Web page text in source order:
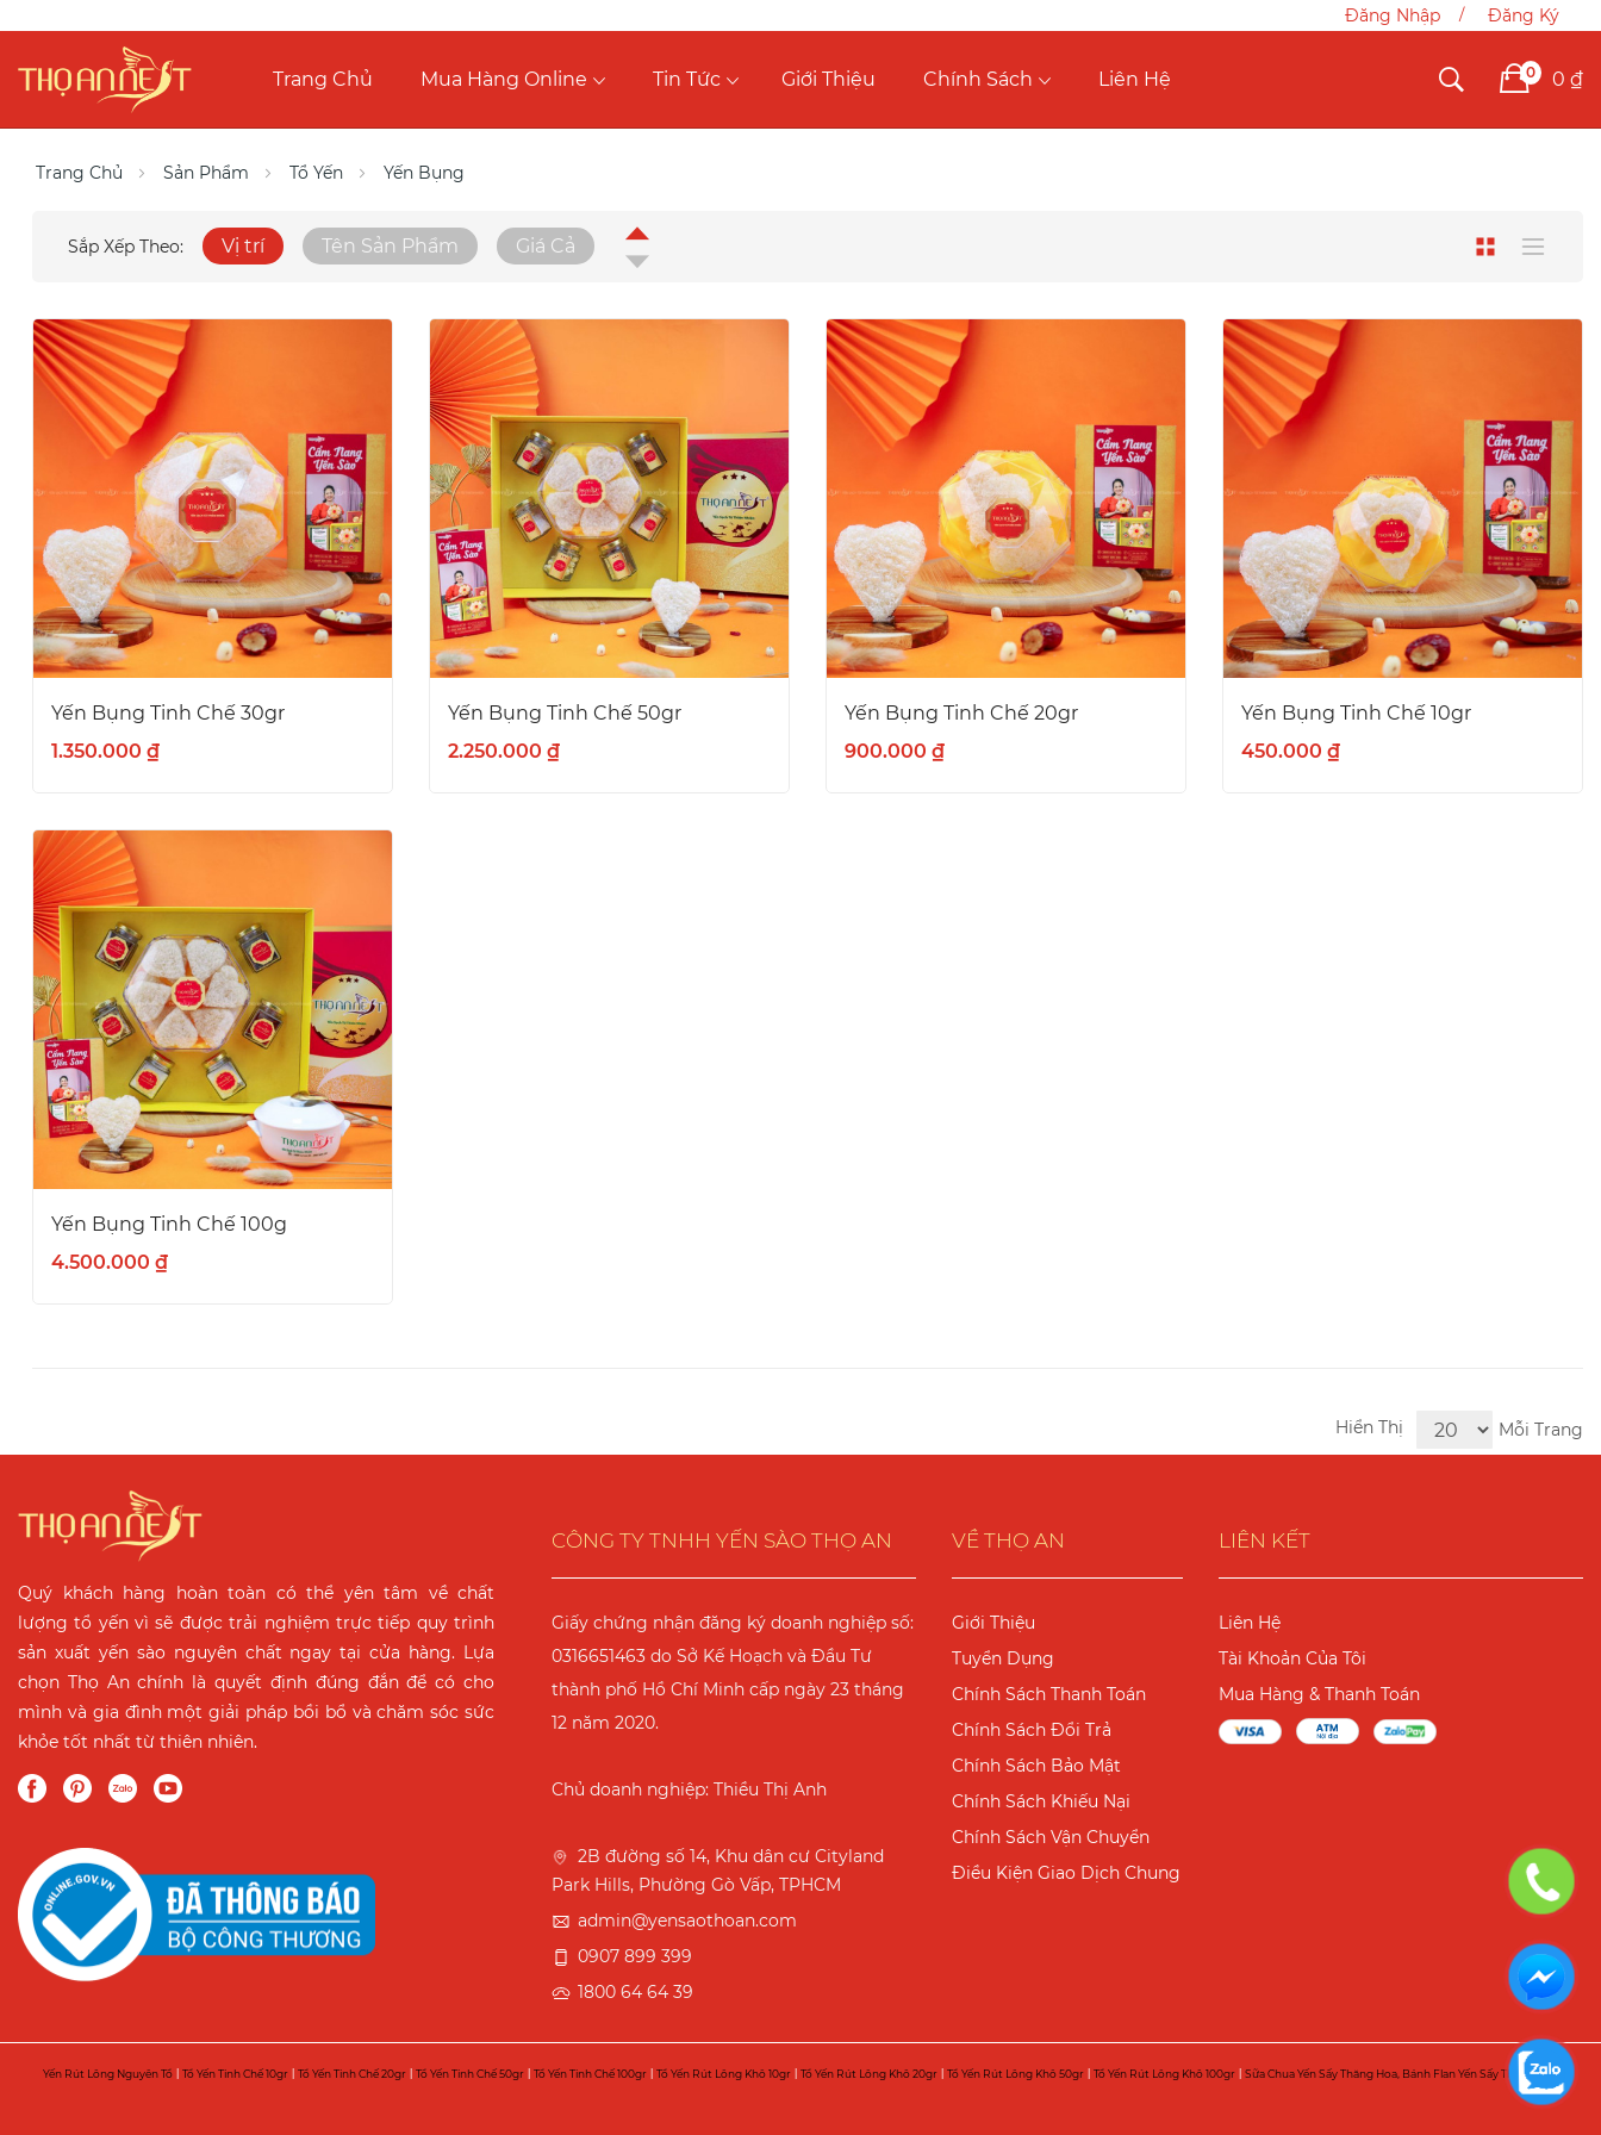
Đăng Nhập Đăng Ký
Trang Chủ Mua Hàng Online Tin Tức Giới Thiệu Chính Sách Liên Hệ 0 0 ₫
Trang Chủ Sản Phẩm Tổ Yến Yến Bụng
Xem
dạng
Lưới
Sắp Xếp Theo: Vị trí Tên Sản Phẩm Giá Cả
hướng
theo
Yến Bụng Tinh Chế 30gr
1.350.000 ₫
Yến Bụng Tinh Chế 50gr
2.250.000 ₫
Yến Bụng Tinh Chế 20gr
900.000 ₫
Yến Bụng Tinh Chế 10gr
450.000 ₫
Yến Bụng Tinh Chế 100g
4.500.000 ₫
Hiển Thị Mỗi Trang
Quý khách hàng hoàn toàn có thể yên tâm về chất
lượng tổ yến vì sẽ được trải nghiệm trực tiếp quy trình
sản xuất yến sào nguyên chất ngay tại cửa hàng. Lựa
chọn Thọ An chính là quyết định đúng đắn để có cho
mình và gia đình một giải pháp bồi bổ và chăm sóc sức
khỏe tốt nhất từ thiên nhiên.
CÔNG TY TNHH YẾN SÀO THỌ AN
Giấy chứng nhận đăng ký doanh nghiệp số:
0316651463 do Sở Kế Hoạch và Đầu Tư
thành phố Hồ Chí Minh cấp ngày 23 tháng
12 năm 2020.
Chủ doanh nghiệp: Thiều Thị Anh
2B đường số 14, Khu dân cư Cityland
Park Hills, Phường Gò Vấp, TPHCM
admin@yensaothoan.com
0907 899 399
1800 64 64 39
VỀ THỌ AN
Giới Thiệu
Tuyển Dụng
Chính Sách Thanh Toán
Chính Sách Đổi Trả
Chính Sách Bảo Mật
Chính Sách Khiếu Nại
Chính Sách Vận Chuyển
Điều Kiện Giao Dịch Chung
LIÊN KẾT
Liên Hệ
Tài Khoản Của Tôi
Mua Hàng & Thanh Toán
Yến Rút Lông Nguyên Tổ Tổ Yến Tinh Chế 10gr Tổ Yến Tinh Chế 20gr Tổ Yến Tinh Chế 50gr Tổ Yến Tinh Chế 100gr Tổ Yến Rút Lông Khô 10gr Tổ Yến Rút Lông Khô 20gr Tổ Yến Rút Lông Khô 50gr Tổ Yến Rút Lông Khô 100gr Sữa Chua Yến Sấy Thăng Hoa, Bánh Flan Yến Sấy Thăng Hoa